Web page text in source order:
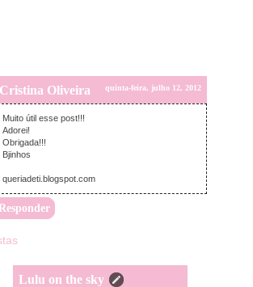
Cristina Oliveira quinta-feira, julho 12, 2012
Muito útil esse post!!!
Adorei!
Obrigada!!!
Bjinhos
queriadeti.blogspot.com
Lulu on the sky